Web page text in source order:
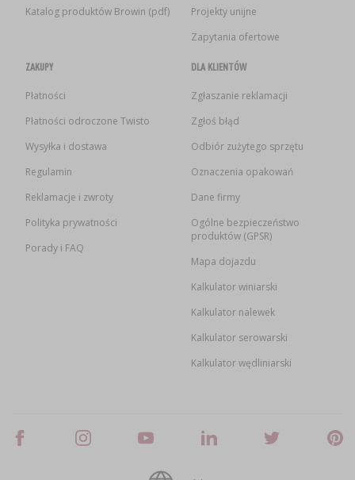
Katalog produktów Browin (pdf)
Projekty unijne
Zapytania ofertowe
ZAKUPY
Płatności
Płatności odroczone Twisto
Wysyłka i dostawa
Regulamin
Reklamacje i zwroty
Polityka prywatności
Porady i FAQ
DLA KLIENTÓW
Zgłaszanie reklamacji
Zgłoś błąd
Odbiór zużytego sprzętu
Oznaczenia opakowań
Dane firmy
Ogólne bezpieczeństwo
produktów (GPSR)
Mapa dojazdu
Kalkulator winiarski
Kalkulator nalewek
Kalkulator serowarski
Kalkulator wędliniarski